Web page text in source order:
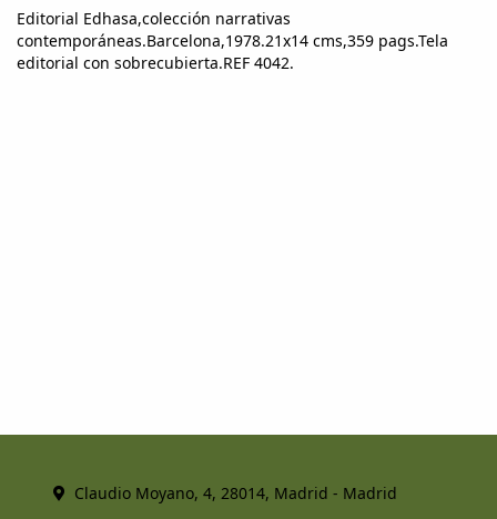
Editorial Edhasa,colección narrativas
contemporáneas.Barcelona,1978.21x14 cms,359 pags.Tela
editorial con sobrecubierta.REF 4042.
Claudio Moyano, 4, 28014, Madrid - Madrid